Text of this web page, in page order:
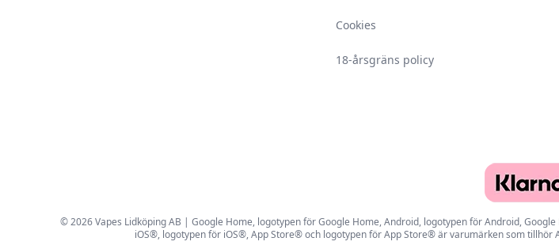
Cookies
18-årsgräns policy
© 2026 Vapes Lidköping AB | Google Home, logotypen för Google Home, Android, logotypen för Android,
iOS®, logotypen för iOS®, App Store® och logotypen för App Store® är varumärken som